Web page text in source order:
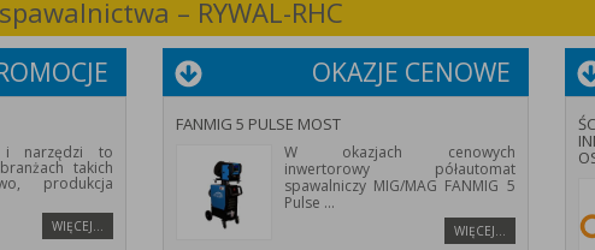
– RYWAL-RHC
i narzędzi to
takich
produkcja
WIĘCEJ…
OKAZJE CENOWE
FANMIG 5 PULSE MOST
W okazjach cenowych
inwertorowy półautomat
spawalniczy MIG/MAG FANMIG 5
Pulse ...
WIĘCEJ…